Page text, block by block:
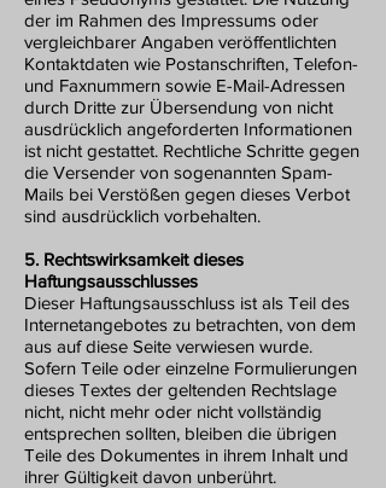
der im Rahmen des Impressums oder
vergleichbarer Angaben veröffentlichten
Kontaktdaten wie Postanschriften, Telefon-
und Faxnummern sowie E-Mail-Adressen
durch Dritte zur Übersendung von nicht
ausdrücklich angeforderten Informationen
ist nicht gestattet. Rechtliche Schritte gegen
die Versender von sogenannten Spam-
Mails bei Verstößen gegen dieses Verbot
sind ausdrücklich vorbehalten.
5. Rechtswirksamkeit dieses
Haftungsausschlusses
Dieser Haftungsausschluss ist als Teil des
Internetangebotes zu betrachten, von dem
aus auf diese Seite verwiesen wurde.
Sofern Teile oder einzelne Formulierungen
dieses Textes der geltenden Rechtslage
nicht, nicht mehr oder nicht vollständig
entsprechen sollten, bleiben die übrigen
Teile des Dokumentes in ihrem Inhalt und
ihrer Gültigkeit davon unberührt.